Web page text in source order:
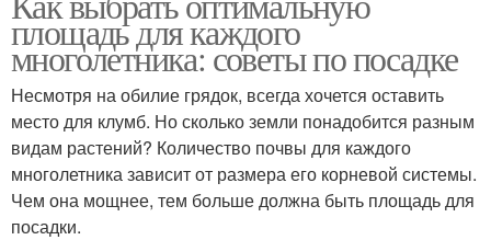
площадь для каждого
многолетника: советы по посадке
Несмотря на обилие грядок, всегда хочется оставить
место для клумб. Но сколько земли понадобится разным
видам растений? Количество почвы для каждого
многолетника зависит от размера его корневой системы.
Чем она мощнее, тем больше должна быть площадь для
посадки.